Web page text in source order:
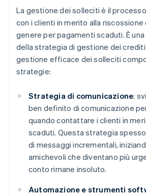
La gestione dei solleciti è il
con i clienti in merito alla riscossione
genere per pagamenti scaduti. È
della strategia di gestione dei
gestione efficace dei solleciti
strategie:
Strategia di comunicazione:
ben definito di comunicazione
quando contattare i clienti in
scaduti. Questa strategia
di messaggi incrementali,
amichevoli che diventano più
conto rimane insoluto.
Automazione e strumenti